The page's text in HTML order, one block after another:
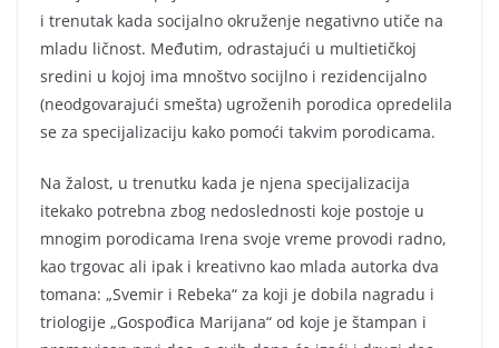
i trenutak kada socijalno okruženje negativno utiče na
mladu ličnost. Međutim, odrastajući u multietičkoj
sredini u kojoj ima mnoštvo socijlno i rezidencijalno
(neodgovarajući smešta) ugroženih porodica opredelila
se za specijalizaciju kako pomoći takvim porodicama.
Na žalost, u trenutku kada je njena specijalizacija
itekako potrebna zbog nedoslednosti koje postoje u
mnogim porodicama Irena svoje vreme provodi radno,
kao trgovac ali ipak i kreativno kao mlada autorka dva
tomana: „Svemir i Rebeka“ za koji je dobila nagradu i
triologije „Gospođica Marijana“ od koje je štampan i